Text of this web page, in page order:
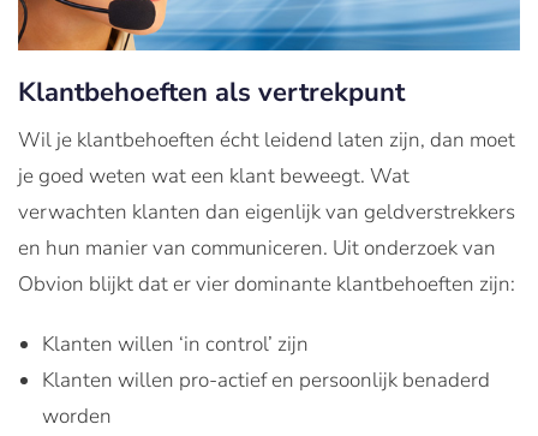
Klantbehoeften als vertrekpunt
Wil je klantbehoeften écht leidend laten zijn, dan moet
je goed weten wat een klant beweegt. Wat
verwachten klanten dan eigenlijk van geldverstrekkers
en hun manier van communiceren. Uit onderzoek van
Obvion blijkt dat er vier dominante klantbehoeften zijn:
Klanten willen ‘in control’ zijn
Klanten willen pro-actief en persoonlijk benaderd
worden